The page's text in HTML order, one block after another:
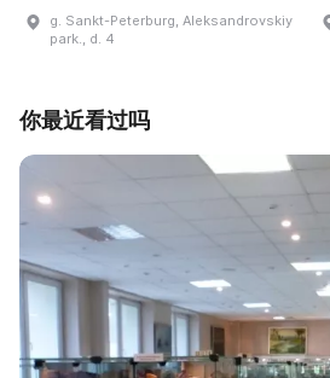
g. Sankt-Peterburg, Aleksandrovskiy
park., d. 4
你最近看过吗